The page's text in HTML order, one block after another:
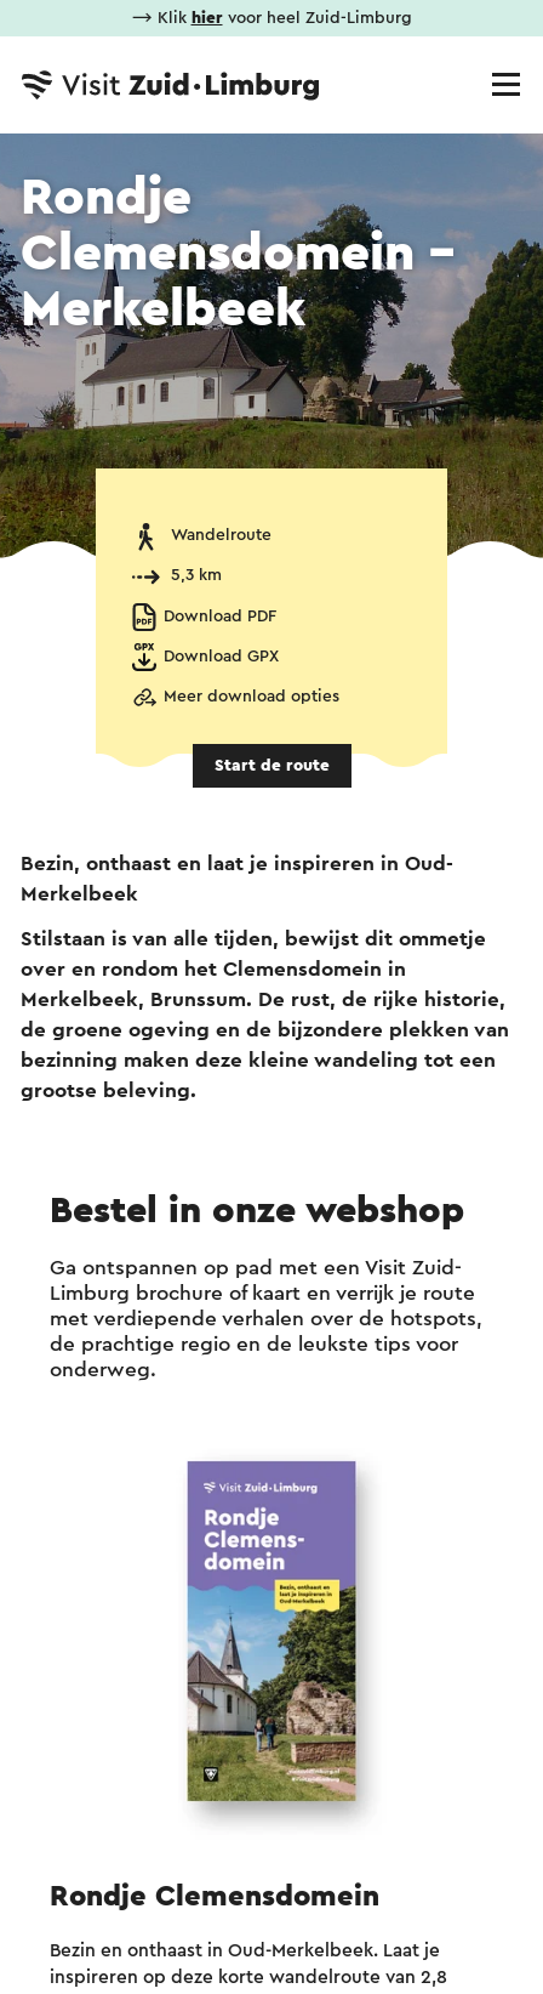
⟶ Klik hiervoor heel Zuid-Limburg
Rondje
Clemensdomein -
Merkelbeek
Wandelroute
5,3 km
Download PDF
Download GPX
Meer download opties
Start de route
Bezin, onthaast en laat je inspireren in Oud-
Merkelbeek
Stilstaan is van alle tijden, bewijst dit ommetje
over en rondom het Clemensdomein in
Merkelbeek, Brunssum. De rust, de rijke historie,
de groene ogeving en de bijzondere plekken van
bezinning maken deze kleine wandeling tot een
grootse beleving.
Bestel in onze webshop
Ga ontspannen op pad met een Visit Zuid-
Limburg brochure of kaart en verrijk je route
met verdiepende verhalen over de hotspots,
de prachtige regio en de leukste tips voor
onderweg.
Rondje Clemensdomein
Bezin en onthaast in Oud-Merkelbeek. Laat je
inspireren op deze korte wandelroute van 2,8